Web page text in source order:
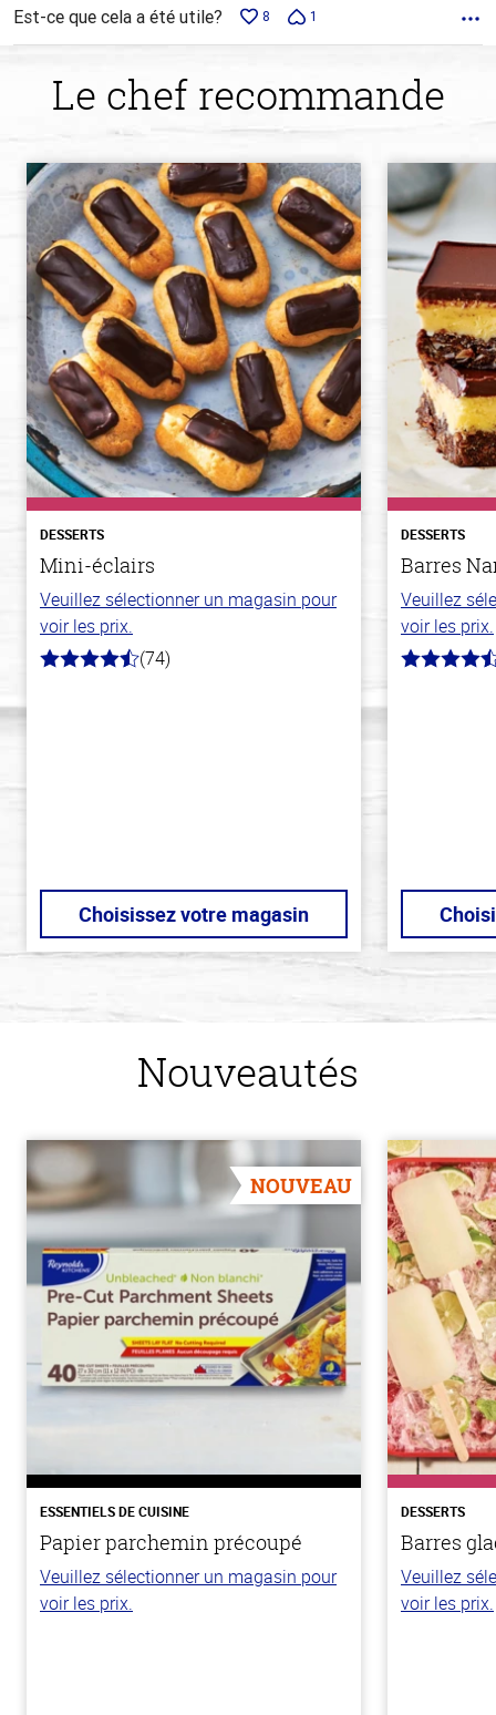
Est-ce que cela a été utile? 8 1
Le chef recommande
DESSERTS
Mini-éclairs
Veuillez sélectionner un magasin pour
voir les prix.
4.7
(74)
Choisissez votre magasin
DESSERTS
Barres
Veuillez
voir les prix.
4.4
Nouveautés
NOUVEAU
ESSENTIELS DE CUISINE
Papier parchemin précoupé
Veuillez sélectionner un magasin pour
voir les prix.
DESSERTS
Barres
Veuillez
voir les prix.